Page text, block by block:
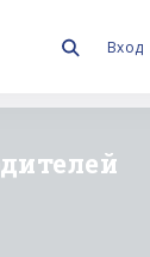
Вход